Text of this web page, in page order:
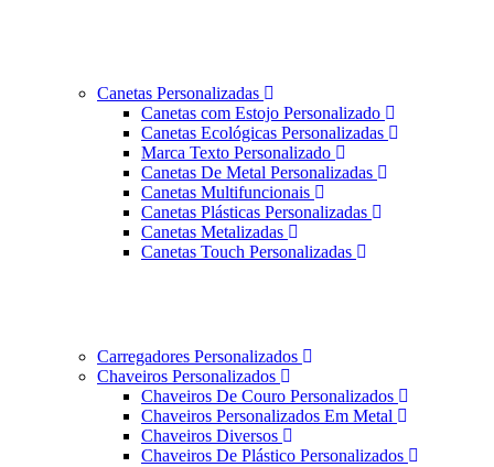
Canetas Personalizadas
Canetas com Estojo Personalizado
Canetas Ecológicas Personalizadas
Marca Texto Personalizado
Canetas De Metal Personalizadas
Canetas Multifuncionais
Canetas Plásticas Personalizadas
Canetas Metalizadas
Canetas Touch Personalizadas
Carregadores Personalizados
Chaveiros Personalizados
Chaveiros De Couro Personalizados
Chaveiros Personalizados Em Metal
Chaveiros Diversos
Chaveiros De Plástico Personalizados